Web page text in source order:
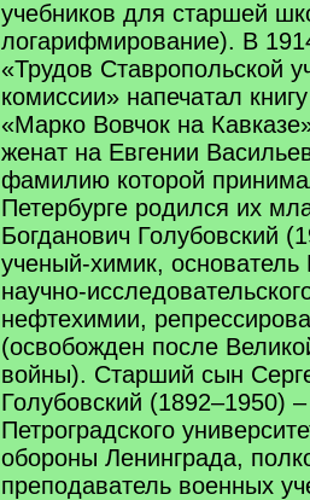
учебников для старшей
логарифмирование). В
«Трудов Ставропольской
комиссии» напечатал
«Марко Вовчок на
женат на Евгении
фамилию которой
Петербурге родился их
Богданович Голубовский
ученый-химик, основатель
научно-
нефтехимии,
(освобожден после
войны). Старший сын
Голубовский (1892–1950)
Петроградского
обороны Ленинграда,
преподаватель военных